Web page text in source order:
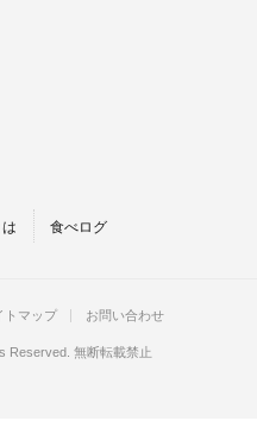
食べログ
トマップ お問い合わせ
Reserved. 無断転載禁止